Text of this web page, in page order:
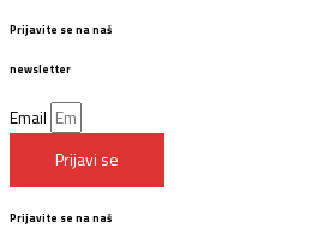
Prijavite se na naš
newsletter
Email
Prijavi se
Prijavite se na naš